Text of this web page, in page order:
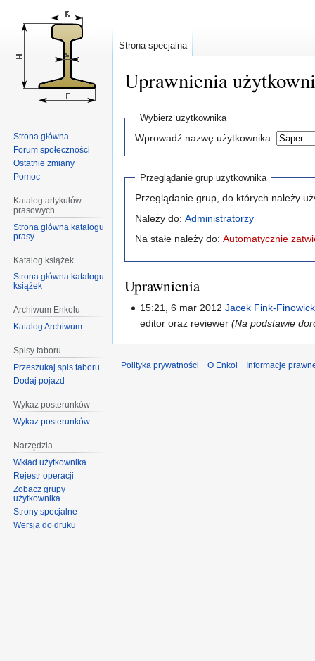
Uprawnienia
Przejdź
nawigacji
Przejdź
wyszukiwania
Wybierz użytkownika
Wprowadź nazwę użytkownika:
Przeglądanie grup użytkownika
Przeglądanie grup, do których należy
Należy do: Administratorzy
Na stałe należy do: Automatycznie
Uprawnienia
15:21, 6 mar 2012Jacek Fink-
editor oraz reviewer(Na podstawie
Strona specjalna
Strona główna
Forum społeczności
Ostatnie zmiany
Pomoc
Katalog artykułów
prasowych
Strona główna katalogu
prasy
Katalog książek
Strona główna katalogu
książek
Archiwum Enkolu
Katalog Archiwum
Spisy taboru
Przeszukaj spis taboru
Dodaj pojazd
Wykaz posterunków
Wykaz posterunków
Narzędzia
Wkład użytkownika
Rejestr operacji
Zobacz grupy
użytkownika
Strony specjalne
Wersja do druku
Polityka prywatności O Enkol Informacje